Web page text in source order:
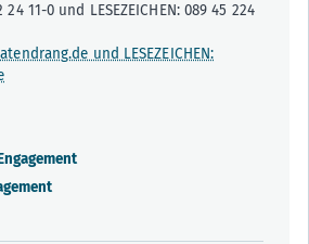
24 11-0 und LESEZEICHEN: 089 45 224
und LESEZEICHEN: